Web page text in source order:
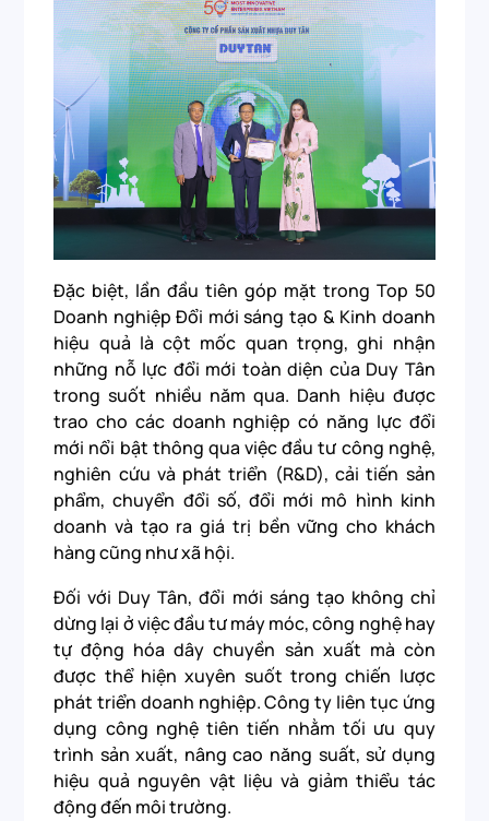
Đặc biệt, lần đầu tiên góp mặt trong Top 50
Doanh nghiệp Đổi mới sáng tạo & Kinh doanh
hiệu quả là cột mốc quan trọng, ghi nhận
những nỗ lực đổi mới toàn diện của Duy Tân
trong suốt nhiều năm qua. Danh hiệu được
trao cho các doanh nghiệp có năng lực đổi
mới nổi bật thông qua việc đầu tư công nghệ,
nghiên cứu và phát triển (R&D), cải tiến sản
phẩm, chuyển đổi số, đổi mới mô hình kinh
doanh và tạo ra giá trị bền vững cho khách
hàng cũng như xã hội.
Đối với Duy Tân, đổi mới sáng tạo không chỉ
dừng lại ở việc đầu tư máy móc, công nghệ hay
tự động hóa dây chuyền sản xuất mà còn
được thể hiện xuyên suốt trong chiến lược
phát triển doanh nghiệp. Công ty liên tục ứng
dụng công nghệ tiên tiến nhằm tối ưu quy
trình sản xuất, nâng cao năng suất, sử dụng
hiệu quả nguyên vật liệu và giảm thiểu tác
động đến môi trường.